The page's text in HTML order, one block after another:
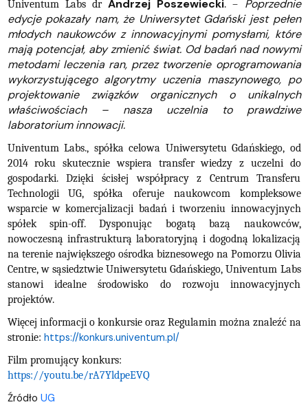
Univentum Labs dr Andrzej Poszewiecki. – Poprzednie
edycje pokazały nam, że Uniwersytet Gdański jest pełen
młodych naukowców z innowacyjnymi pomysłami, które
mają potencjał, aby zmienić świat. Od badań nad nowymi
metodami leczenia ran, przez tworzenie oprogramowania
wykorzystującego algorytmy uczenia maszynowego, po
projektowanie związków organicznych o unikalnych
właściwościach – nasza uczelnia to prawdziwe
laboratorium innowacji.
Univentum Labs., spółka celowa Uniwersytetu Gdańskiego, od
2014 roku skutecznie wspiera transfer wiedzy z uczelni do
gospodarki. Dzięki ścisłej współpracy z Centrum Transferu
Technologii UG, spółka oferuje naukowcom kompleksowe
wsparcie w komercjalizacji badań i tworzeniu innowacyjnych
spółek spin-off. Dysponując bogatą bazą naukowców,
nowoczesną infrastrukturą laboratoryjną i dogodną lokalizacją
na terenie największego ośrodka biznesowego na Pomorzu Olivia
Centre, w sąsiedztwie Uniwersytetu Gdańskiego, Univentum Labs
stanowi idealne środowisko do rozwoju innowacyjnych
projektów.
Więcej informacji o konkursie oraz Regulamin można znaleźć na
stronie: https://konkurs.univentum.pl/
Film promujący konkurs:
https://youtu.be/rA7YldpeEVQ
Źródło UG